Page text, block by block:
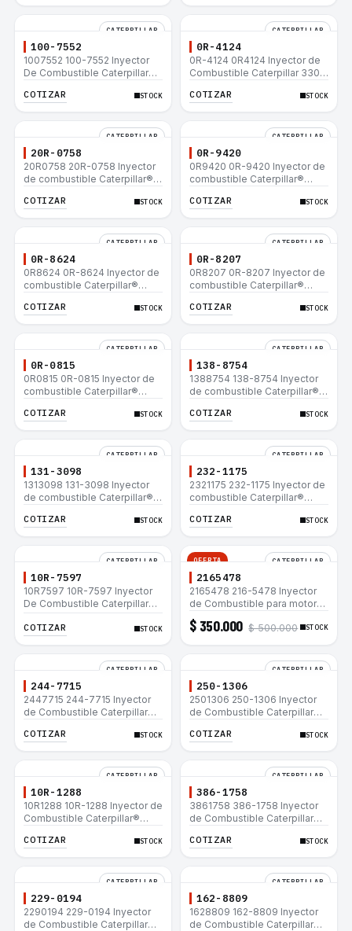
CATERPILLAR
100-7552
1007552 100-7552 Inyector
De Combustible Caterpillar®
12H 140G 950B
COTIZAR STOCK
CATERPILLAR
0R-4124
0R-4124 0R4124 Inyector de
Combustible Caterpillar 3306
160H D6R D6H D6R
COTIZAR STOCK
CATERPILLAR
20R-0758
20R0758 20R-0758 Inyector
de combustible Caterpillar®
657E 631E 988F II
COTIZAR STOCK
CATERPILLAR
0R-9420
0R9420 0R-9420 Inyector de
combustible Caterpillar®
657E 631E 988F II
COTIZAR STOCK
CATERPILLAR
0R-8624
0R8624 0R-8624 Inyector de
combustible Caterpillar®
657E 631E 988F II
COTIZAR STOCK
CATERPILLAR
0R-8207
0R8207 0R-8207 Inyector de
combustible Caterpillar®
657E 631E 988F II
COTIZAR STOCK
CATERPILLAR
0R-0815
0R0815 0R-0815 Inyector de
combustible Caterpillar®
657E 631E 988F II
COTIZAR STOCK
CATERPILLAR
138-8754
1388754 138-8754 Inyector
de combustible Caterpillar®
657E 631E 988F II
COTIZAR STOCK
CATERPILLAR
131-3098
1313098 131-3098 Inyector
de combustible Caterpillar®
657E 631E 988F II
COTIZAR STOCK
CATERPILLAR
232-1175
2321175 232-1175 Inyector de
combustible Caterpillar®
657E 631E 988F II
COTIZAR STOCK
CATERPILLAR
10R-7597
10R7597 10R-7597 Inyector
De Combustible Caterpillar®
320C 320C L
COTIZAR STOCK
OFERTA CATERPILLAR
2165478
2165478 216-5478 Inyector
de Combustible para motor
Caterpillar 3044C
minicargador 236B 246B
$ 350.000 $ 500.000 STOCK
CATERPILLAR
244-7715
2447715 244-7715 Inyector
de Combustible Caterpillar®
980H
COTIZAR STOCK
CATERPILLAR
250-1306
2501306 250-1306 Inyector
de Combustible Caterpillar®
3516C 854G 992G
COTIZAR STOCK
CATERPILLAR
10R-1288
10R1288 10R-1288 Inyector de
Combustible Caterpillar®
3516C 854G 992G
COTIZAR STOCK
CATERPILLAR
386-1758
3861758 386-1758 Inyector
de Combustible Caterpillar®
3516C 854G 992G
COTIZAR STOCK
CATERPILLAR
229-0194
2290194 229-0194 Inyector
de Combustible Caterpillar®
CATERPILLAR
162-8809
1628809 162-8809 Inyector
de Combustible Caterpillar®